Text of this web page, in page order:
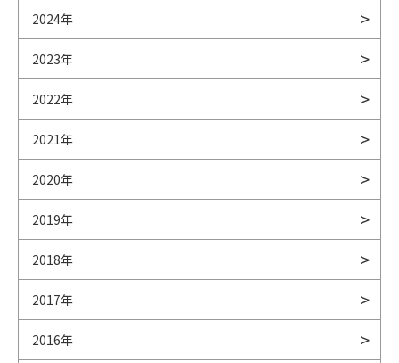
2024年
2023年
2022年
2021年
2020年
2019年
2018年
2017年
2016年